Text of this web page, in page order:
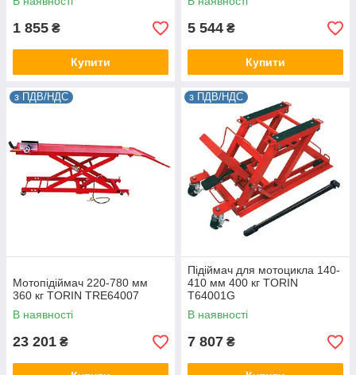
1 855 ₴
Купити
5 544 ₴
Купити
з ПДВ/НДС
Мотопідіймач 220-780 мм
360 кг TORIN TRE64007
В наявності
23 201 ₴
з ПДВ/НДС
Підіймач для мотоцикла 140-
410 мм 400 кг TORIN
T64001G
В наявності
7 807 ₴